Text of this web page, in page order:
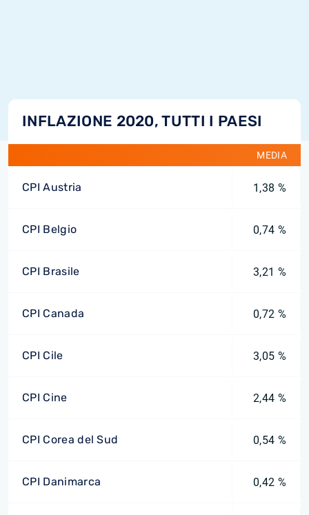
INFLAZIONE 2020, TUTTI I PAESI
MEDIA
CPI Austria 1,38 %
CPI Belgio 0,74 %
CPI Brasile 3,21 %
CPI Canada 0,72 %
CPI Cile 3,05 %
CPI Cine 2,44 %
CPI Corea del Sud 0,54 %
CPI Danimarca 0,42 %